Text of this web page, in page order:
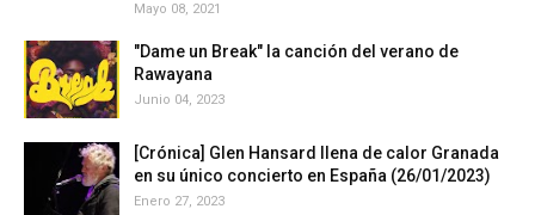
Mayo 08, 2021
"Dame un Break" la canción del verano de
Rawayana
Junio 04, 2023
[Crónica] Glen Hansard llena de calor Granada
en su único concierto en España (26/01/2023)
Enero 27, 2023